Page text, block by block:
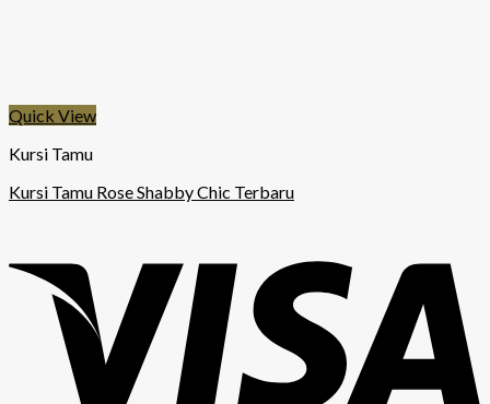
Quick View
Kursi Tamu
Kursi Tamu Rose Shabby Chic Terbaru